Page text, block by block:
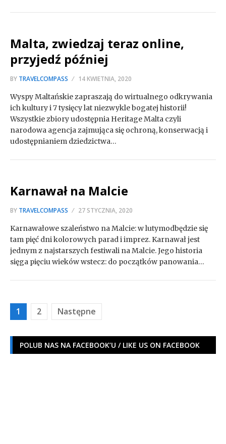
Malta, zwiedzaj teraz online,
przyjedź później
BY TRAVELCOMPASS 14 KWIETNIA, 2020
Wyspy Maltańskie zapraszają do wirtualnego odkrywania
ich kultury i 7 tysięcy lat niezwykle bogatej historii!
Wszystkie zbiory udostępnia Heritage Malta czyli
narodowa agencja zajmująca się ochroną, konserwacją i
udostępnianiem dziedzictwa…
Karnawał na Malcie
BY TRAVELCOMPASS 27 STYCZNIA, 2020
Karnawałowe szaleństwo na Malcie: w lutymodbędzie się
tam pięć dni kolorowych parad i imprez. Karnawał jest
jednym z najstarszych festiwali na Malcie. Jego historia
sięga pięciu wieków wstecz: do początków panowania…
Stronicowanie
1 2 Następne
POLUB NAS NA FACEBOOK’U / LIKE US ON FACEBOOK